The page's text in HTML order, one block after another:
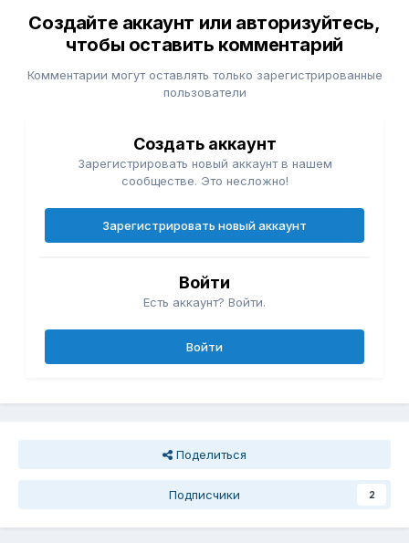
Создайте аккаунт или авторизуйтесь,
чтобы оставить комментарий
Комментарии могут оставлять только зарегистрированные
пользователи
Создать аккаунт
Зарегистрировать новый аккаунт в нашем
сообществе. Это несложно!
Зарегистрировать новый аккаунт
Войти
Есть аккаунт? Войти.
Войти
Поделиться
Подписчики 2